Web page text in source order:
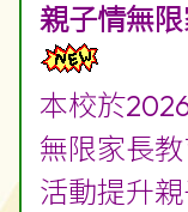
親子情無
本校於
無限家長
活動提升